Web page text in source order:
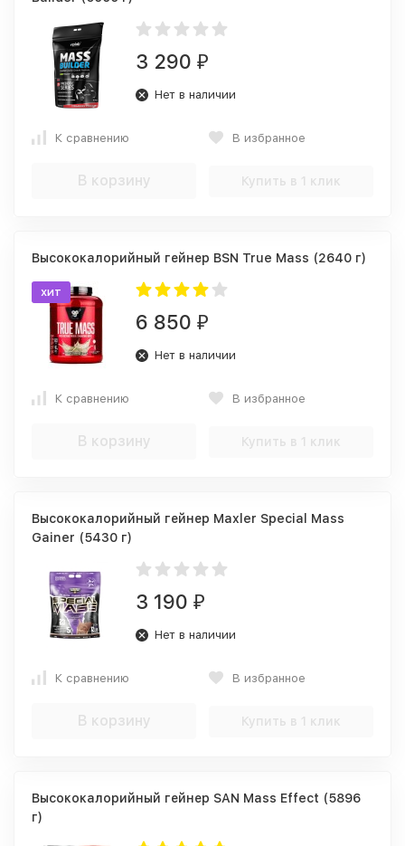
3 290 ₽
Нет в наличии
К сравнению В избранное
В корзину Купить в 1 клик
Высококалорийный гейнер BSN True Mass (2640 г)
хит
6 850 ₽
Нет в наличии
К сравнению В избранное
В корзину Купить в 1 клик
Высококалорийный гейнер Maxler Special Mass
Gainer (5430 г)
3 190 ₽
Нет в наличии
К сравнению В избранное
В корзину Купить в 1 клик
Высококалорийный гейнер SAN Mass Effect (5896
г)